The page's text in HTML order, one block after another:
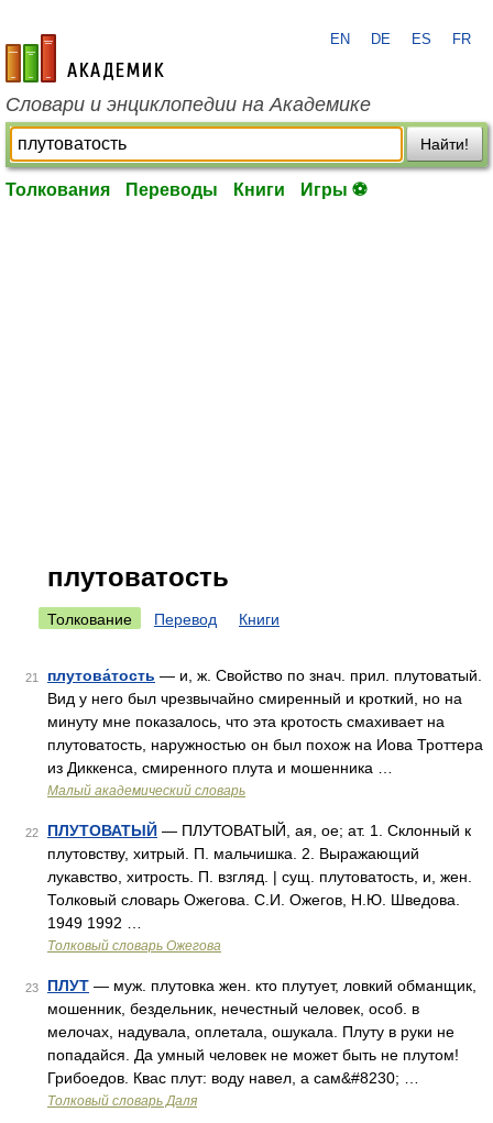
academic.ru
EN DE ES FR
Словари и энциклопедии на Академике
Найти!
Толкования Переводы Книги Игры ⚽
плутоватость
Толкование Перевод Книги
21 плутова́тость — и, ж. Свойство по знач. прил. плутоватый.
Вид у него был чрезвычайно смиренный и кроткий, но на
минуту мне показалось, что эта кротость смахивает на
плутоватость, наружностью он был похож на Иова Троттера
из Диккенса, смиренного плута и мошенника …
Малый академический словарь
22 ПЛУТОВАТЫЙ — ПЛУТОВАТЫЙ, ая, ое; ат. 1. Склонный к
плутовству, хитрый. П. мальчишка. 2. Выражающий
лукавство, хитрость. П. взгляд. | сущ. плутоватость, и, жен.
Толковый словарь Ожегова. С.И. Ожегов, Н.Ю. Шведова.
1949 1992 …
Толковый словарь Ожегова
23 ПЛУТ — муж. плутовка жен. кто плутует, ловкий обманщик,
мошенник, бездельник, нечестный человек, особ. в
мелочах, надувала, оплетала, ошукала. Плуту в руки не
попадайся. Да умный человек не может быть не плутом!
Грибоедов. Квас плут: воду навел, а сам&#8230; …
Толковый словарь Даля